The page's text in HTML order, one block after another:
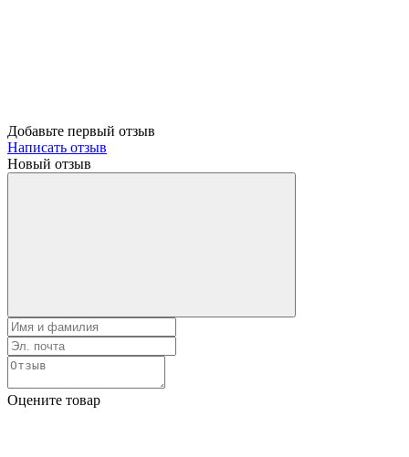
Добавьте первый отзыв
Написать отзыв
Новый отзыв
Оцените товар